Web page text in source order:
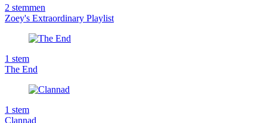
2 stemmen
Zoey's Extraordinary Playlist
1 stem
The End
1 stem
Clannad